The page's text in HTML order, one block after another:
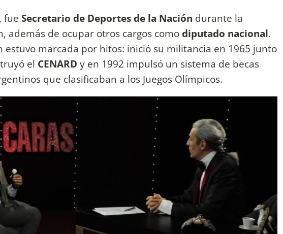
, fue Secretario de Deportes de la Nación durante la
además de ocupar otros cargos comodiputado nacional.
estuvo marcada por hitos: inició su militancia en 1965 junto
el CENARD y en 1992 impulsó un sistema de becas
que clasificaban a los Juegos Olímpicos.